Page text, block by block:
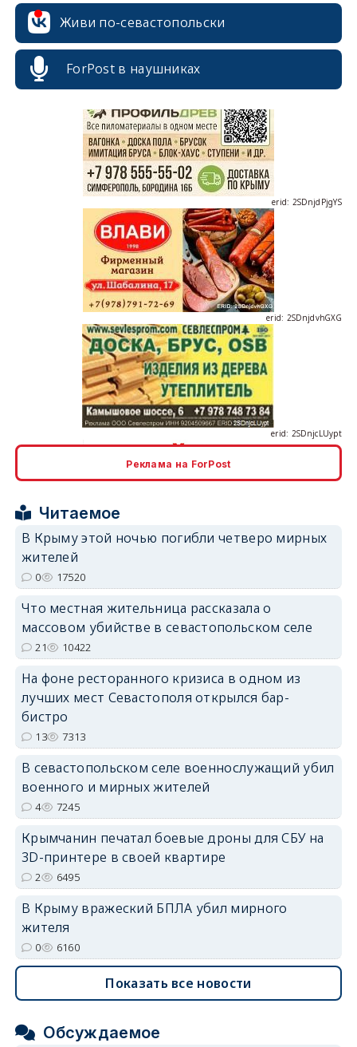
Живи по-севастопольски
ForPost в наушниках
erid: 2SDnjdvhGXG
erid: 2SDnjcrDNw6
erid: 2SDnjdPjgYS
erid: 2SDnjdvhGXG
Реклама на ForPost
Читаемое
В Крыму этой ночью погибли четверо мирных
жителей
0 17520
Что местная жительница рассказала о
массовом убийстве в севастопольском селе
21 10422
На фоне ресторанного кризиса в одном из
лучших мест Севастополя открылся бар-
бистро
13 7313
В севастопольском селе военнослужащий убил
военного и мирных жителей
4 7245
Крымчанин печатал боевые дроны для СБУ на
3D-принтере в своей квартире
2 6495
В Крыму вражеский БПЛА убил мирного
жителя
0 6160
Показать все новости
Обсуждаемое